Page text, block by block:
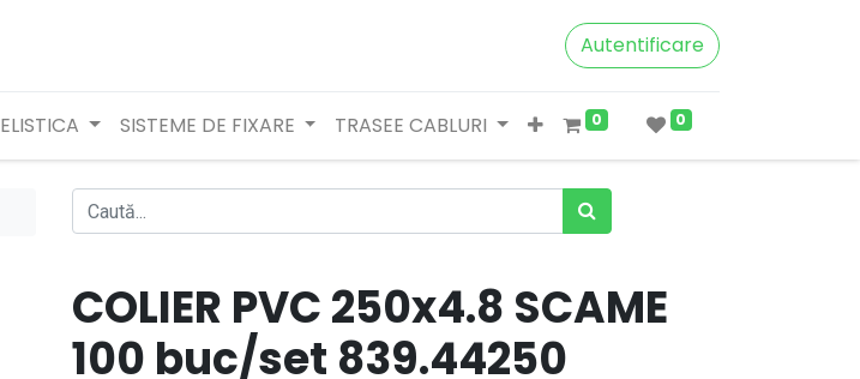
Autentificare
SISTEME DE FIXARE TRASEE CABLURI 0 0
COLIER PVC 250x4.8 SCAME
100 buc/set 839.44250